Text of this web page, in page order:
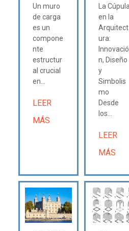
Un muro
de carga
es un
compone
nte
estructur
al crucial
en...
LEER
MÁS
La
en la
Arquitect
ura:
Innovació
n, Diseño
y
Simbolis
mo
Desde
los...
LEER
MÁS